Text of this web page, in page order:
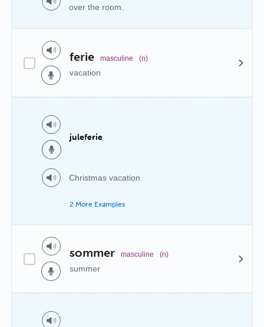
over the room.
ferie masculine (n)
vacation
juleferie
Christmas vacation
2 More Examples
sommer masculine (n)
summer